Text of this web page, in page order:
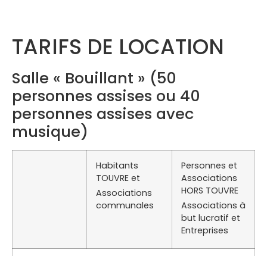
TARIFS DE LOCATION
Salle « Bouillant » (50
personnes assises ou 40
personnes assises avec
musique)
Habitants
TOUVRE et
Associations
communales
Personnes et
Associations
HORS TOUVRE
Associations à
but lucratif et
Entreprises